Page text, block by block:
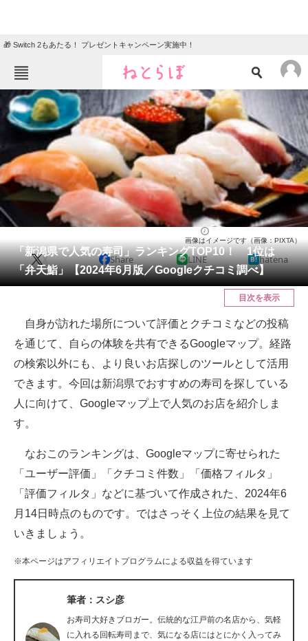
🎁 Switch 2もあたる！ プレゼントキャンペーン実施中！
ねとらぼメニュー
TOP ニュース
クイズ
グルメ 地域
住まい 教育・育児
動物 リサーチ
会員記事
メディア
ITの今と未来を見通す
スマホと通信の最新トレンド
進化するPCとデバイスの未来
ビジネスと働き方のヒント
企業ITのトレンドを詳説
ITエンジニア向け専門サイト
企業向けIT製品の総合サイト
「新潟県で人気の寿司」ランキングTOP10！ 1位は
「弁天鮨」【2024年6月版／Googleクチコミ調べ】
画像はイメージです（画像：PIXTA）
X Share LINE hatena
目次を表示
自身が訪れた場所について評価とクチコミなどの投稿
を通じて、自らの体験を共有できるGoogleマップ。経路
の検索以外にも、より良いお店探しのツールとして活用
できます。今回は新潟県でおすすめの寿司を探している
人に向けて、Googleマップ上で人気のお店を紹介しま
す。
なおこのランキングは、Googleマップに寄せられた
「ユーザー評価」「クチコミ件数」「価格フィルタ」
「評価フィルタ」などに基づいて作成された、2024年6
月14日時点のものです。ではさっそく上位の結果を見て
いきましょう。
※本ページはアフィリエイトプログラムによる収益を得ています
筆者：スシ彦
お寿司大好きブロガー。伝統的な江戸前の名店から、気軽
に入れる回転寿司まで、気になる店にはとにかく入ってみ